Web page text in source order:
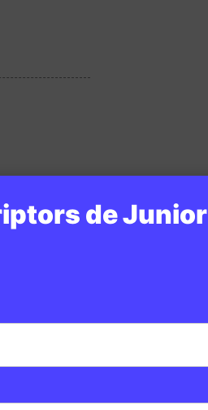
de Junior